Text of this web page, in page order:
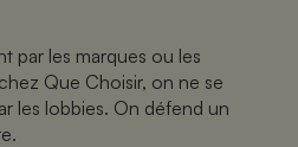
par les marques ou les
Que Choisir, on ne se
les lobbies. On défend un